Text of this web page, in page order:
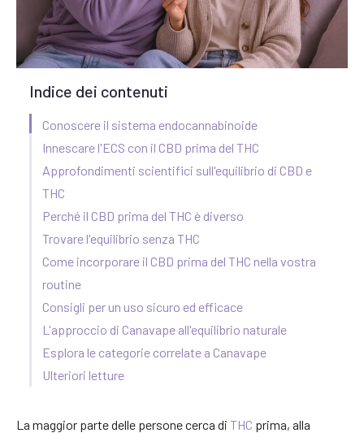
Indice dei contenuti
Conoscere il sistema endocannabinoide
Innescare l'ECS con il CBD prima del THC
Approfondimenti scientifici sull'equilibrio di CBD e
THC
Perché il CBD prima del THC è diverso
Trovare l'equilibrio senza THC
Come incorporare il CBD prima del THC nella vostra
routine
Consigli per un uso sicuro ed efficace
L'approccio di Canavape all'equilibrio naturale
Esplora le categorie correlate a Canavape
Ulteriori letture
La maggior parte delle persone cerca di THC prima, alla